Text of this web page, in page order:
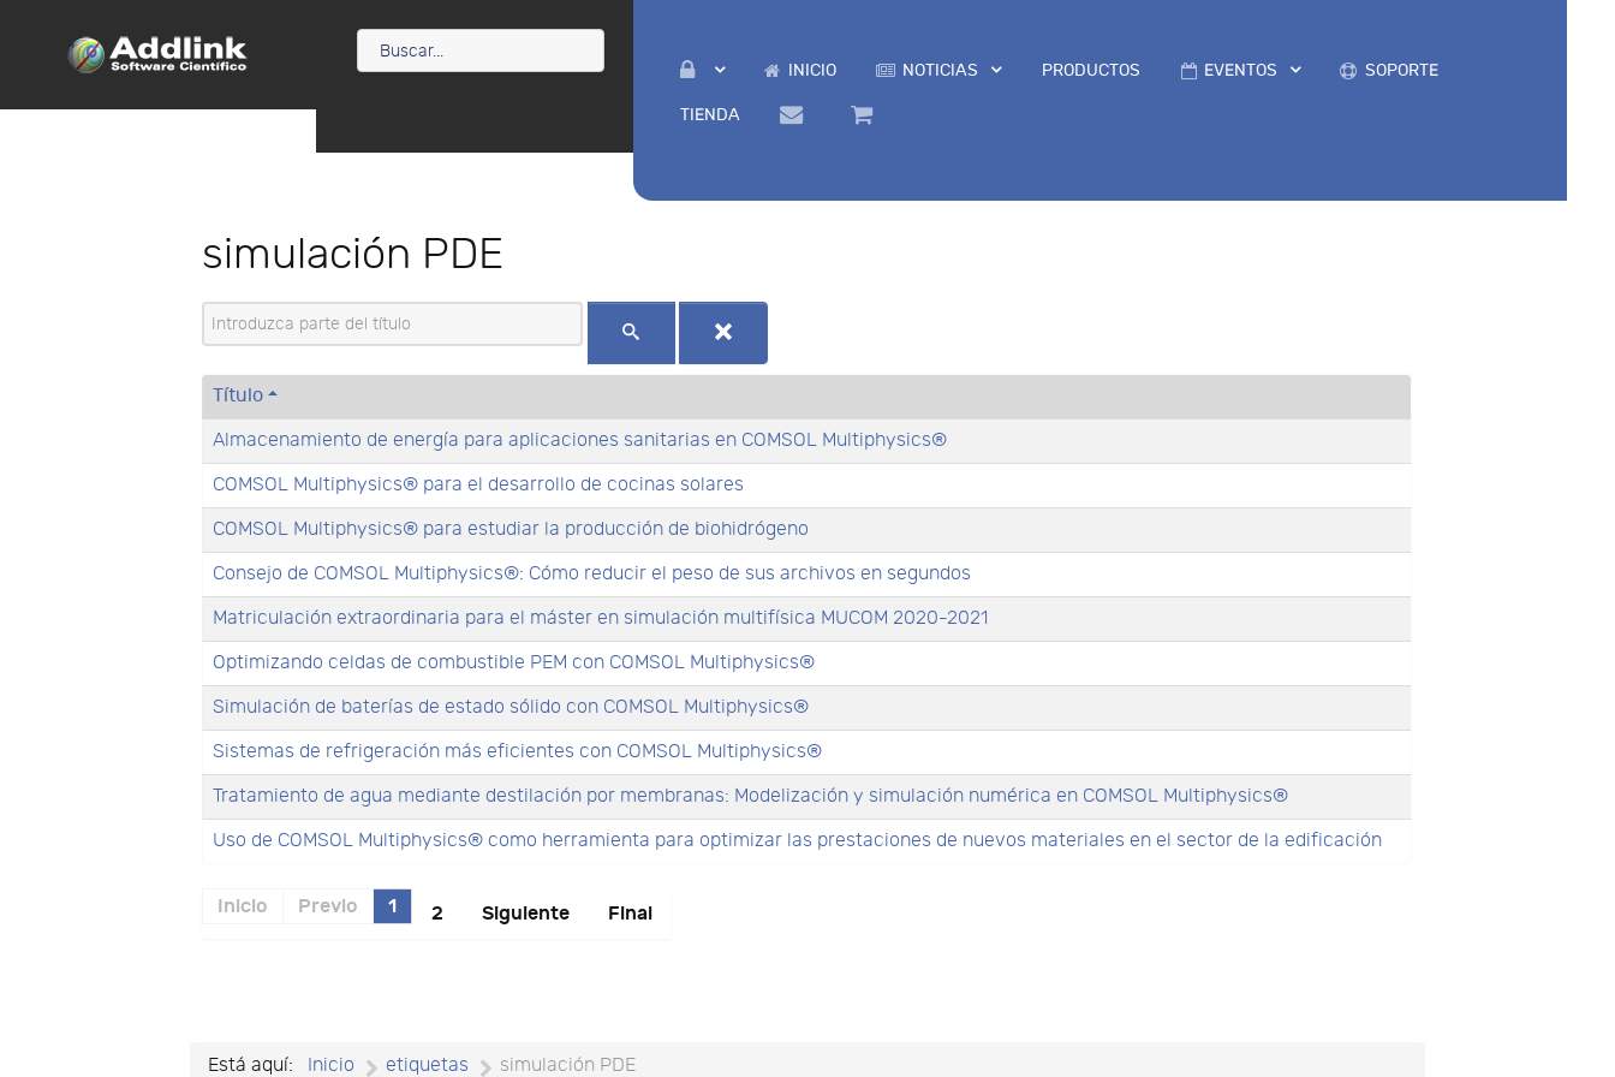
INICIO NOTICIAS PRODUCTOS EVENTOS SOPORTE
TIENDA
simulación PDE
Introduzca parte del título
Título
Almacenamiento de energía para aplicaciones sanitarias en COMSOL Multiphysics®
COMSOL Multiphysics® para el desarrollo de cocinas solares
COMSOL Multiphysics® para estudiar la producción de biohidrógeno
Consejo de COMSOL Multiphysics®: Cómo reducir el peso de sus archivos en segundos
Matriculación extraordinaria para el máster en simulación multifísica MUCOM 2020-2021
Optimizando celdas de combustible PEM con COMSOL Multiphysics®
Simulación de baterías de estado sólido con COMSOL Multiphysics®
Sistemas de refrigeración más eficientes con COMSOL Multiphysics®
Tratamiento de agua mediante destilación por membranas: Modelización y simulación numérica en COMSOL Multiphysics®
Uso de COMSOL Multiphysics® como herramienta para optimizar las prestaciones de nuevos materiales en el sector de la edificación
Inicio Previo 1 2 Siguiente Final
Está aquí: Inicio etiquetas simulación PDE